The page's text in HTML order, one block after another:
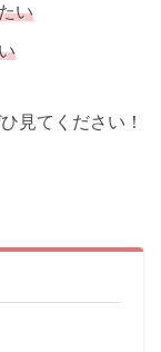
い
見てください！